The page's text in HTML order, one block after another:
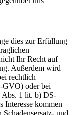
dies zur Erfüllung
Ihr Recht auf
Außerdem wird
rechtlich
GVO) oder bei
Abs. 1 lit. b) DS-
Interesse kommen
und